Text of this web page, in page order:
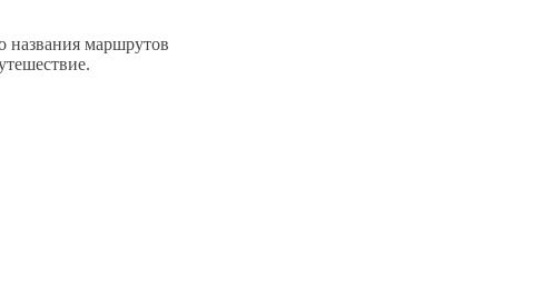
названия маршрутов